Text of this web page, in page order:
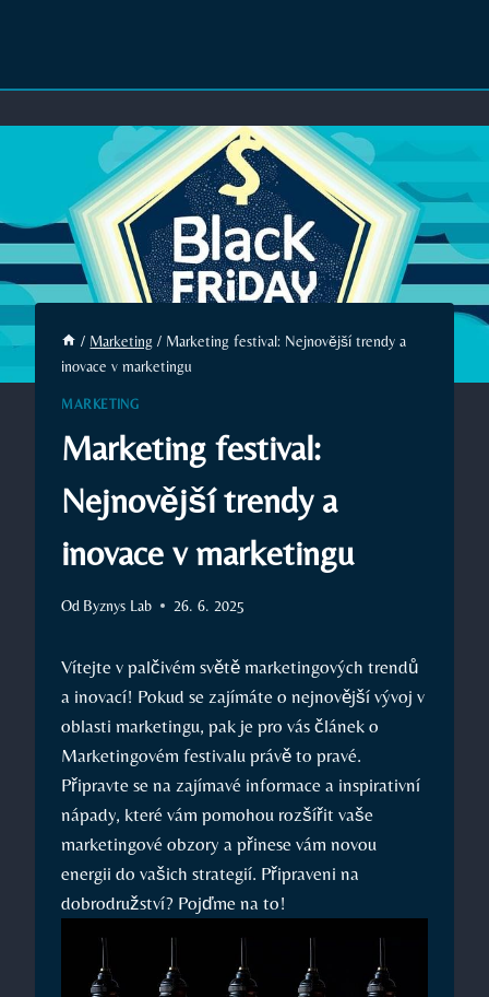
/ Marketing / Marketing festival: Nejnovější trendy a
inovace v marketingu
MARKETING
Marketing festival:
Nejnovější trendy a
inovace v marketingu
Od Byznys Lab 26. 6. 2025
Vítejte⁤ v palčivém světě marketingových trendů
a inovací! Pokud se zajímáte o​ nejnovější​ vývoj v
oblasti marketingu, pak je pro vás článek o
Marketingovém festivalu ⁣právě to pravé.
Připravte se na zajímavé informace a ​inspirativní
nápady, které vám pomohou rozšířit vaše
marketingové obzory a přinese vám novou
energii ​do vašich strategií. Připraveni na
dobrodružství? ‍Pojďme na to!